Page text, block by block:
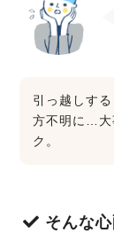
引っ越しす
方不明に…大
ク。
そんな